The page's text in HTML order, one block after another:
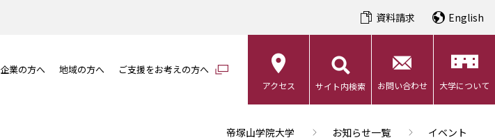
資料請求 English
企業の方へ 地域の方へ ご支援をお考えの方へ
アクセス サイト内検索 お問い合わせ 大学について
帝塚山学院大学 お知らせ一覧 イベント